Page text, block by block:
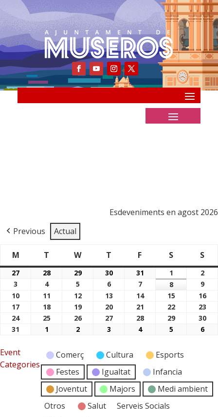
Esdeveniments en agost 2026
Previous
Actual
M
Dilluns
T Dimarts
WDimecres
T F Divendres
S Dissabte
S
27 27/07/2026
28 28/07/2026
2929/07/2026
30 30/07/2026
31 31/07/2026
1 01/08/2026
2
3
03/08/2026
404/08/2026
5 05/08/2026
6 06/08/2026
7 07/08/2026
808/08/2026
9
10 10/08/2026
11 11/08/2026
12 12/08/2026
13 13/08/2026
1414/08/2026
15 15/08/2026
16
17 17/08/2026
18 18/08/2026
19 19/08/2026
20 20/08/2026
21 21/08/2026
22 22/08/2026
23
24 24/08/2026
25 25/08/2026
26 26/08/2026
27 27/08/2026
28 28/08/2026
29 29/08/2026
30
31
31/08/2026
1 01/09/2026
2 02/09/2026
3 03/09/2026
404/09/2026
5 05/09/2026
606/
Event
Categories
Comerç Cultura
Esports
Festes
Igualtat
Infancia
Joventut
Majors
Medi ambient
Otros
Salut
Serveis Socials